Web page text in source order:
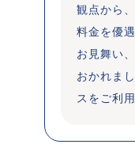
観点から
料金を優
お見舞い
おかれま
スをご利